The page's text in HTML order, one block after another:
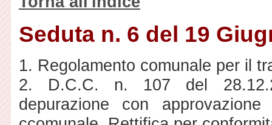
Seduta n. 6 del 19
1. Regolamento comunale per il
2. D.C.C. n. 107 del
depurazione con